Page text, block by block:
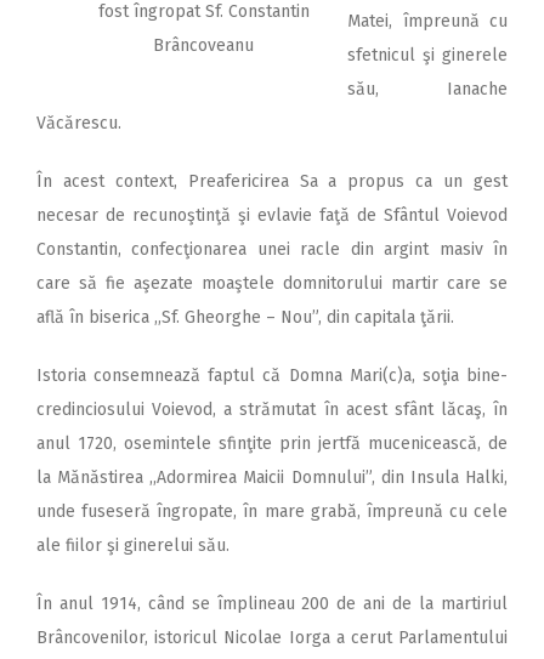
fost îngropat Sf. Constantin
Brâncoveanu
Matei, împreună cu
sfetnicul şi ginerele
său, Ianache
Văcărescu.
În acest context, Preafericirea Sa a propus ca un gest
necesar de recunoştinţă şi evlavie faţă de Sfântul Voievod
Constantin, confecţionarea unei racle din argint masiv în
care să fie aşezate moaştele domnitorului martir care se
află în biserica ,,Sf. Gheorghe – Nou”, din capitala ţării.
Istoria consemnează faptul că Domna Mari(c)a, soţia bine-
credinciosului Voievod, a strămutat în acest sfânt lăcaş, în
anul 1720, osemintele sfinţite prin jertfă mucenicească, de
la Mănăstirea ,,Adormirea Maicii Domnului”, din Insula Halki,
unde fuseseră îngropate, în mare grabă, împreună cu cele
ale fiilor şi ginerelui său.
În anul 1914, când se împlineau 200 de ani de la martiriul
Brâncovenilor, istoricul Nicolae Iorga a cerut Parlamentului